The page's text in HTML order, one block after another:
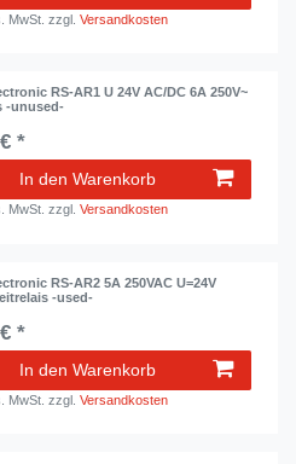
MwSt. zzgl.Versandkosten
RS-AR1 U 24V AC/DC 6A 250V~
-unused-
*
In den Warenkorb
MwSt. zzgl.Versandkosten
RS-AR2 5A 250VAC U=24V
-used-
*
In den Warenkorb
MwSt. zzgl.Versandkosten